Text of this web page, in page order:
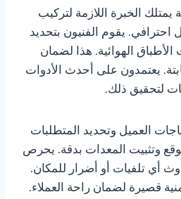
الخبرة اللازمة لتركيب
يقوم الفنيون بتحديد
الهوائية. هذا لضمان
يعتمدون على أحدث الأدوات
لتحقيق ذلك.
العميل وتحديد المتطلبات
وتثبيت المعدات بدقة. يحرص
أي تلفيات أو أضرار للمكان.
قصيرة لضمان راحة العملاء.